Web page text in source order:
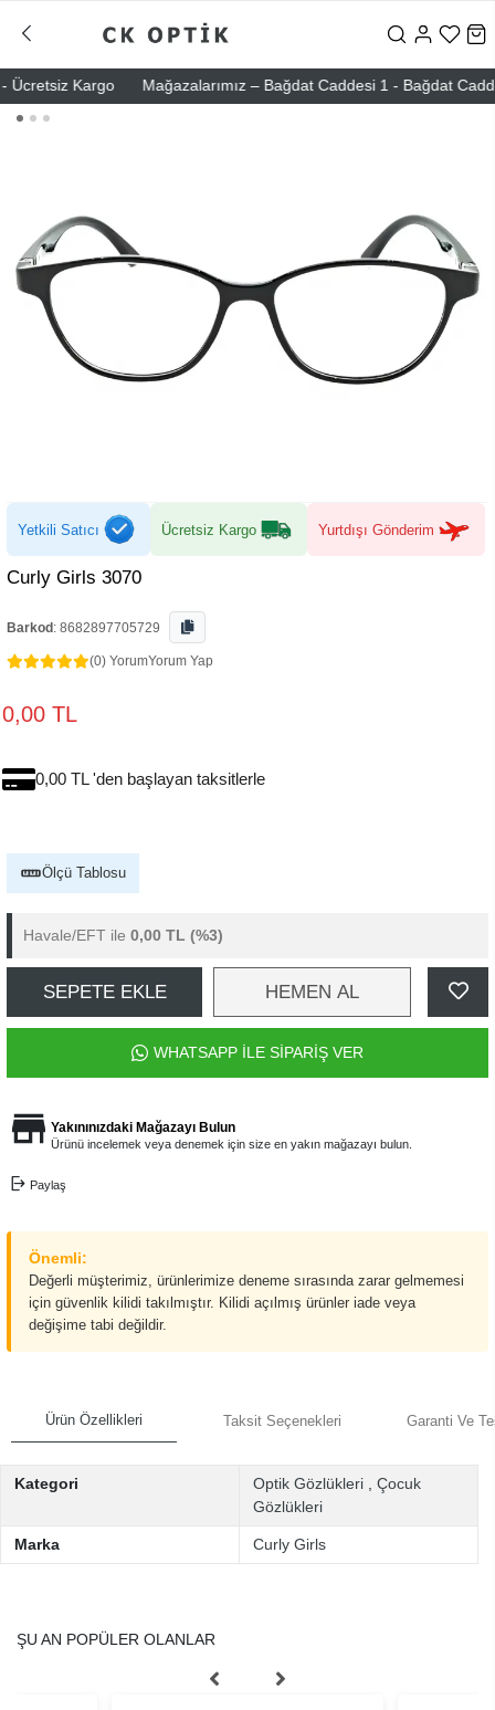
Kargo Mağazalarımız – Bağdat Caddesi 1 - Bağdat
Yetkili Satıcı Ücretsiz Kargo Yurtdışı Gönderim
Curly Girls 3070
Barkod : 8682897705729
(0) YorumYorum Yap
0,00 TL
0,00 TL 'den başlayan taksitlerle
Ölçü Tablosu
Havale/EFT ile 0,00 TL (%3)
SEPETE EKLE HEMEN AL
WHATSAPP İLE SİPARİŞ VER
Yakınınızdaki Mağazayı Bulun
Ürünü incelemek veya denemek için size en yakın mağazayı bulun.
Paylaş
Önemli:
Değerli müşterimiz, ürünlerimize deneme sırasında zarar gelmemesi
için güvenlik kilidi takılmıştır. Kilidi açılmış ürünler iade veya
değişime tabi değildir.
Ürün Özellikleri Taksit Seçenekleri Garanti Ve
Kategori Optik Gözlükleri
Çocuk
Gözlükleri
Marka Curly Girls
ŞU AN POPÜLER OLANLAR